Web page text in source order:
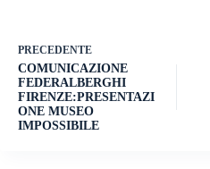
PRECEDENTE
COMUNICAZIONE
FEDERALBERGHI
FIRENZE:PRESENTAZI
ONE MUSEO
IMPOSSIBILE